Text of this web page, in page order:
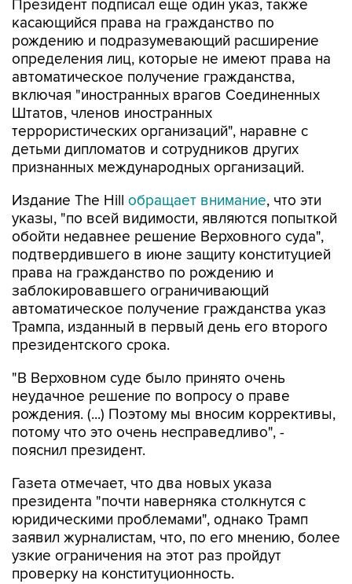
Президент подписал еще один указ, также
касающийся права на гражданство по
рождению и подразумевающий расширение
определения лиц, которые не имеют права на
автоматическое получение гражданства,
включая "иностранных врагов Соединенных
Штатов, членов иностранных
террористических организаций", наравне с
детьми дипломатов и сотрудников других
признанных международных организаций.
Издание The Hill обращает внимание, что эти
указы, "по всей видимости, являются попыткой
обойти недавнее решение Верховного суда",
подтвердившего в июне защиту конституцией
права на гражданство по рождению и
заблокировавшего ограничивающий
автоматическое получение гражданства указ
Трампа, изданный в первый день его второго
президентского срока.
"В Верховном суде было принято очень
неудачное решение по вопросу о праве
рождения. (...) Поэтому мы вносим коррективы,
потому что это очень несправедливо", -
пояснил президент.
Газета отмечает, что два новых указа
президента "почти наверняка столкнутся с
юридическими проблемами", однако Трамп
заявил журналистам, что, по его мнению, более
узкие ограничения на этот раз пройдут
проверку на конституционность.